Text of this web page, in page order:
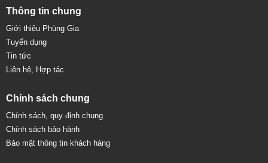
Thông tin chung
Giới thiệu Phùng Gia
Tuyển dụng
Tin tức
Liên hệ, Hợp tác
Chính sách chung
Chính sách, quy định chung
Chính sách bảo hành
Bảo mật thông tin khách hàng